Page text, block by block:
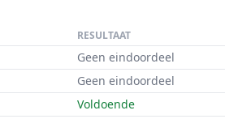
RESULTAAT
Geen eindoordeel
Geen eindoordeel
Voldoende